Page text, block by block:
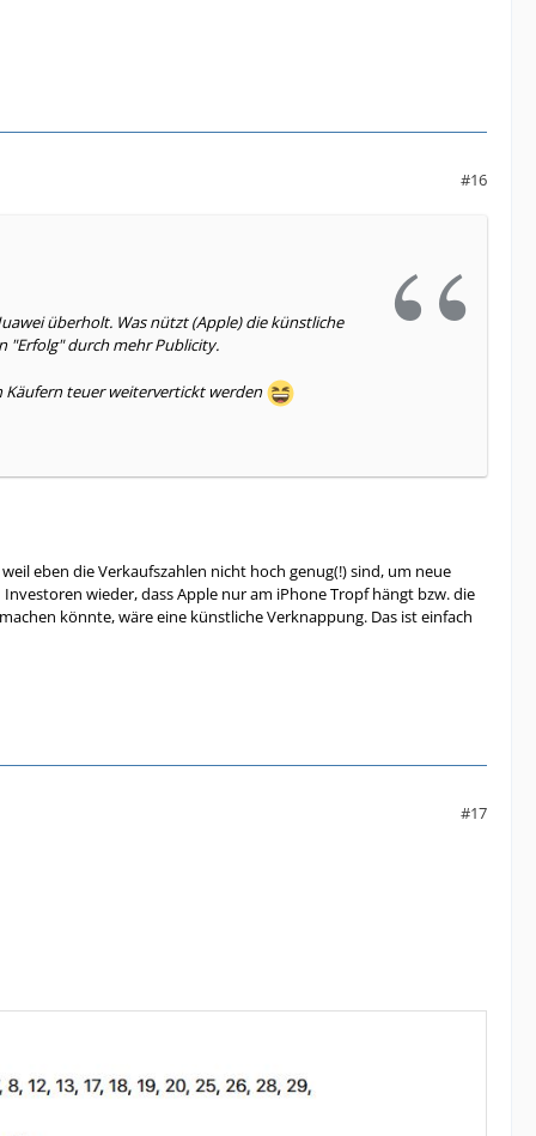
#16
überholt. Was nützt (Apple) die künstliche
"Erfolg" durch mehr Publicity.
Käufern teuer weitervertickt werden
eben die Verkaufszahlen nicht hoch genug(!) sind, um neue
wieder, dass Apple nur am iPhone Tropf hängt bzw. die
könnte, wäre eine künstliche Verknappung. Das ist einfach
#17